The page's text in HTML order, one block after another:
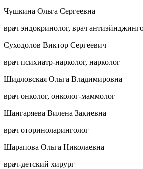
Чушкина Ольга Сергеевна
врач эндокринолог, врач
Суходолов Виктор Сергеевич
врач психиатр-нарколог, нарколог
Шидловская Ольга Владимировна
врач онколог, онколог-маммолог
Шангаряева Вилена Закиевна
врач оториноларинголог
Шарапова Ольга Николаевна
врач-детский хирург